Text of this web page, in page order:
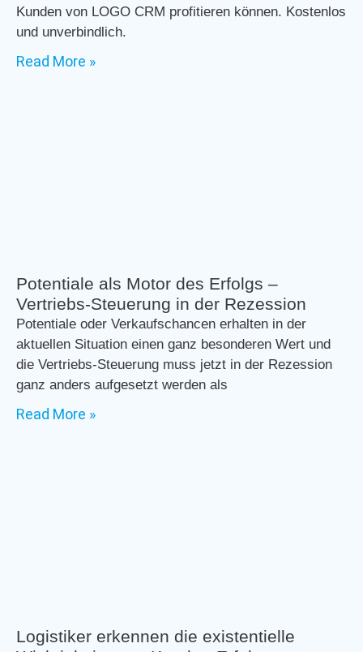
Kunden von LOGO CRM profitieren können. Kostenlos
und unverbindlich.
Read More »
Potentiale als Motor des Erfolgs –
Vertriebs-Steuerung in der Rezession
Potentiale oder Verkaufschancen erhalten in der
aktuellen Situation einen ganz besonderen Wert und
die Vertriebs-Steuerung muss jetzt in der Rezession
ganz anders aufgesetzt werden als
Read More »
Logistiker erkennen die existentielle